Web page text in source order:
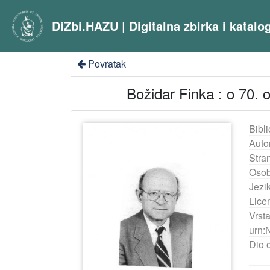
DiZbi.HAZU | Digitalna zbirka i
Povratak
Božidar Finka : o 70.
Dio